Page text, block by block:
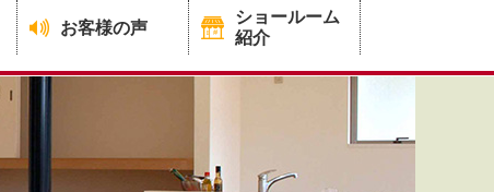
お客様の声
ショールーム
紹介